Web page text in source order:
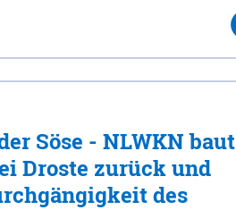
Söse - NLWKN baut
Droste zurück und
des